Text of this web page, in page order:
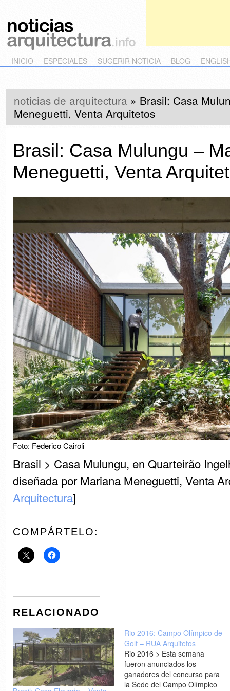
Main menu
Skip to primary content
Skip to secondary content
INICIO ESPECIALES SUGERIR NOTICIA BLOG
noticias de arquitectura » Brasil: Casa
Meneguetti, Venta Arquitetos
Brasil: Casa Mulungu –
Meneguetti, Venta
Foto: Federico Cairoli
Brasil > Casa Mulungu, en Quarteirão
diseñada por Mariana Meneguetti, Venta
Arquitectura]
COMPÁRTELO:
RELACIONADO
Rio 2016: Campo Olímpico de
Golf – RUA Arquitetos
Rio 2016 > Esta semana
fueron anunciados los
ganadores del concurso para
la Sede del Campo Olímpico